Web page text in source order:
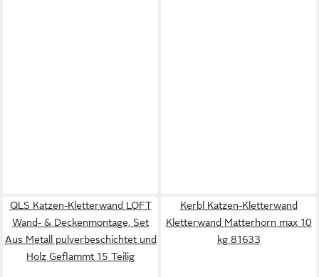
QLS Katzen-Kletterwand LOFT
Wand- & Deckenmontage, Set
Aus Metall pulverbeschichtet und
Holz Geflammt 15 Teilig
Kerbl Katzen-Kletterwand
Kletterwand Matterhorn max 10
kg 81633